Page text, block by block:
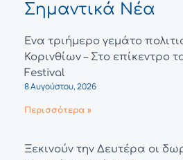
Σημαντικά Νέα
Ένα τριήμερο γεμάτο
Κορινθίων – Στο επίκεντρο
Festival
8 Αυγούστου, 2026
Περισσότερα »
Ξεκινούν την Δευτέρα οι